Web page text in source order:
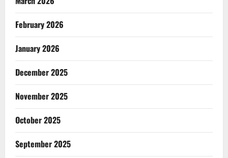
February 2026
January 2026
December 2025
November 2025
October 2025
September 2025